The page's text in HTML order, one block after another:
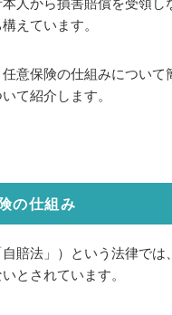
人から損害賠償を受領
えています。
意保険の仕組みについ
て紹介します。
の仕組み
賠法」）という法律で
とされています。